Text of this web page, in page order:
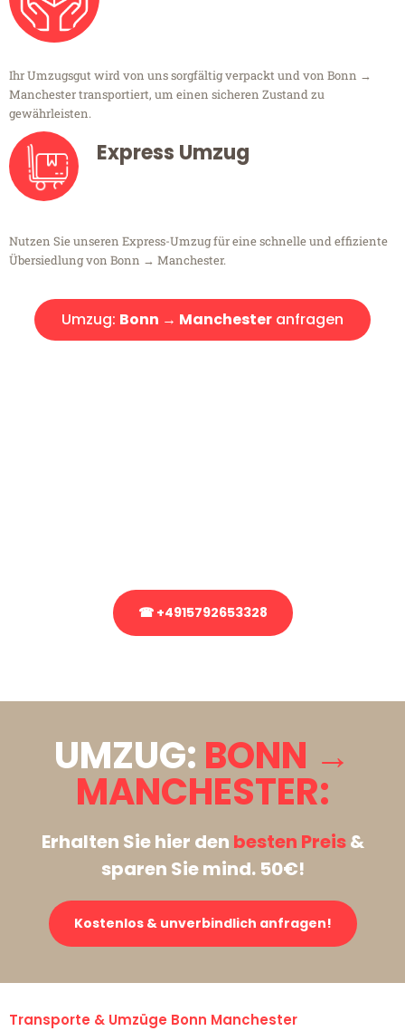
Ihr Umzugsgut wird von uns sorgfältig verpackt und von Bonn →
Manchester transportiert, um einen sicheren Zustand zu
gewährleisten.
Express Umzug
Nutzen Sie unseren Express-Umzug für eine schnelle und effiziente
Übersiedlung von Bonn → Manchester.
Umzug: Bonn → Manchester anfragen
☎ +4915792653328
UMZUG: BONN →
MANCHESTER:
Erhalten Sie hier den besten Preis&
sparen Sie mind. 50€!
Kostenlos & unverbindlich anfragen!
Transporte & Umzüge Bonn Manchester